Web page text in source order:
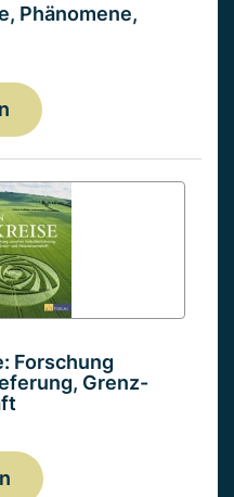
Phänomene,
Forschung
Grenz-